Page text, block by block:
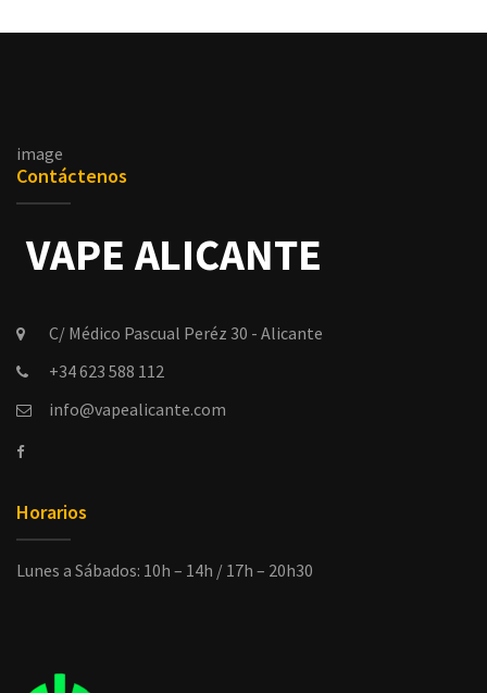
image
Contáctenos
C/ Médico Pascual Peréz 30 - Alicante
+34 623 588 112
info@vapealicante.com
Horarios
Lunes a Sábados: 10h – 14h / 17h – 20h30